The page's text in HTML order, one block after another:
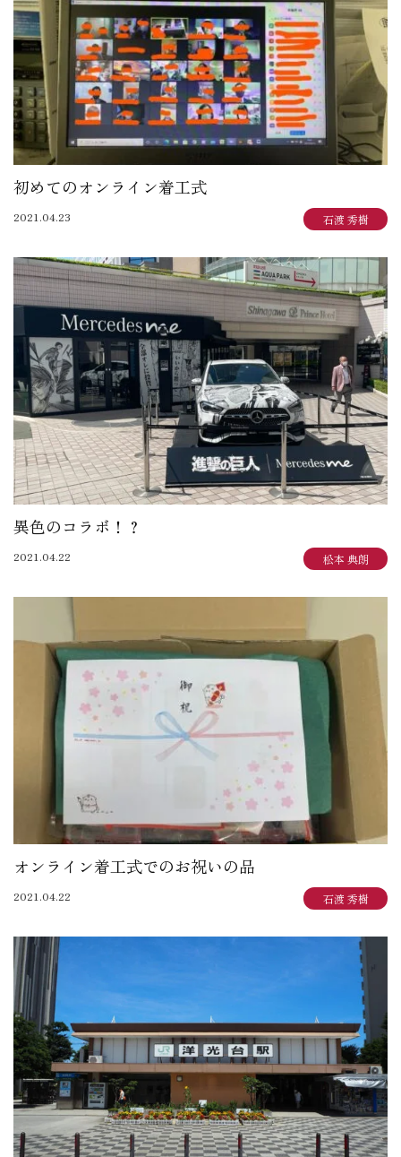
初めてのオンライン着工式
2021.04.23 石渡 秀樹
異色のコラボ！？
2021.04.22 松本 典朗
オンライン着工式でのお祝いの品
2021.04.22 石渡 秀樹